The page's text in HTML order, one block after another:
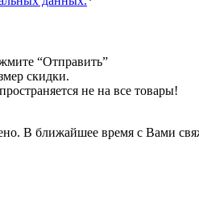
“Отправить”
скидки.
не на все товары!
В ближайшее время с Вами